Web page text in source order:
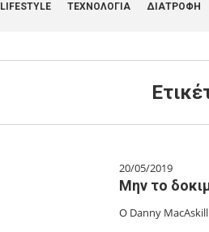
LIFESTYLE ΤΕΧΝΟΛΟΓΙΑ ΔΙΑΤΡΟΦΗ
20/05/2019
Μην το
Ο Danny MacAskill